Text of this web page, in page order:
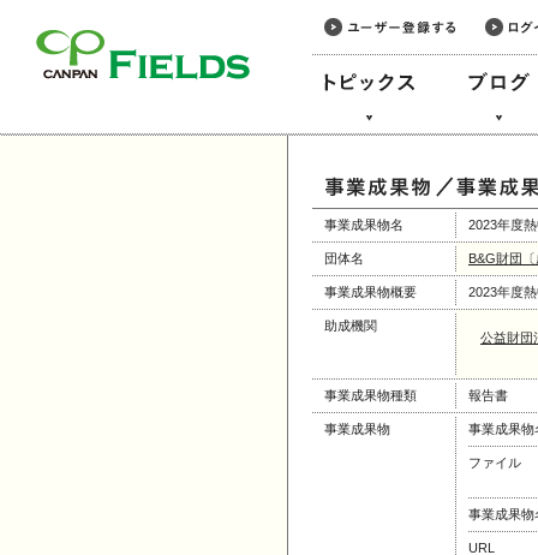
事業成果物名 2023年度
団体名 B&G財団
事業成果物概要 2023年度
助成機関
公益財団
事業成果物種類 報告書
事業成果物 事業成果物
ファイル
事業成果物
URL